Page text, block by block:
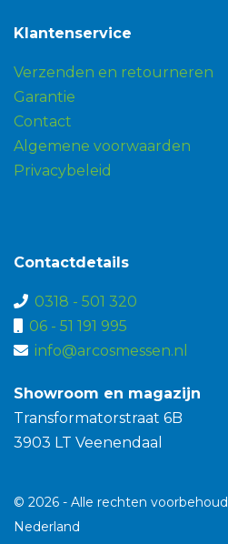
Klantenservice
Verzenden en retourneren
Garantie
Contact
Algemene voorwaarden
Privacybeleid
Contactdetails
0318 - 501 320
06 - 51 191 995
info@arcosmessen.nl
Showroom en magazijn
Transformatorstraat 6B
3903 LT Veenendaal
© 2026 - Alle rechten
Nederland